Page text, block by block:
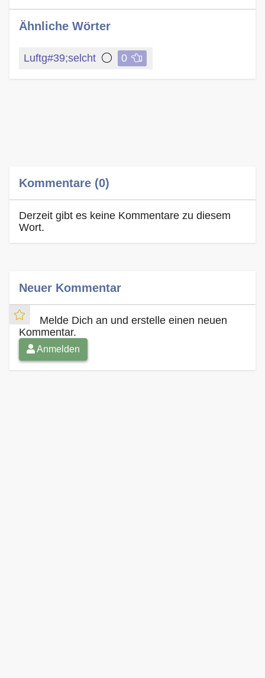
Ähnliche Wörter
Luftg#39;selcht 0
Kommentare (0)
Derzeit gibt es keine Kommentare zu diesem
Wort.
Neuer Kommentar
Melde Dich an und erstelle einen neuen
Kommentar.
Anmelden